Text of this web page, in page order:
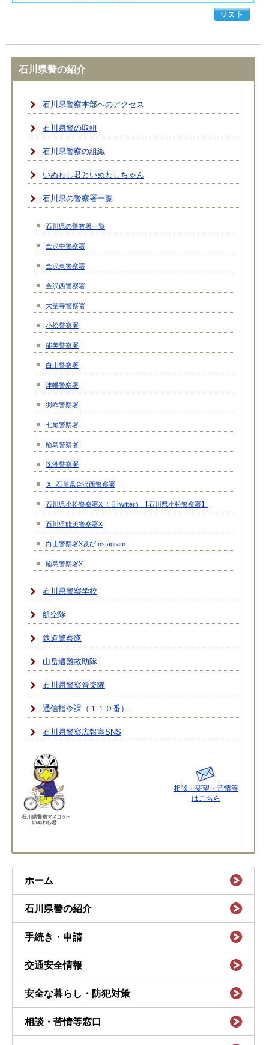
石川県警の紹介
石川県警察本部へのアクセス
石川県警の取組
石川県警察の組織
いぬわし君といぬわしちゃん
石川県の警察署一覧
石川県の警察署一覧
金沢中警察署
金沢東警察署
金沢西警察署
大聖寺警察署
小松警察署
能美警察署
白山警察署
津幡警察署
羽咋警察署
七尾警察署
輪島警察署
珠洲警察署
Ｘ_石川県金沢西警察署
石川県小松警察署X（旧Twitter）【石川県小松警察署】
石川県能美警察署X
白山警察署X及びInstagram
輪島警察署X
石川県警察学校
航空隊
鉄道警察隊
山岳遭難救助隊
石川県警察音楽隊
通信指令課（１１０番）
石川県警察広報室SNS
相談・要望・苦情等
はこちら
ホーム
石川県警の紹介
手続き・申請
交通安全情報
安全な暮らし・防犯対策
相談・苦情等窓口